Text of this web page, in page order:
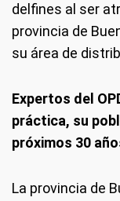
delfines al ser
provincia de
su área de
Expertos del
práctica, su
próximos 30
La provincia de